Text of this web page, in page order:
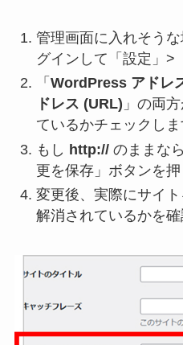
管理画面に入れそう
グインして 「設定」>
「 WordPress アドレ
ドレス (URL) 」の両方
ているかチェックしま
もし http://のままなら
更を保存」ボタンを押
変更後、実際にサイ
解消されているかを確